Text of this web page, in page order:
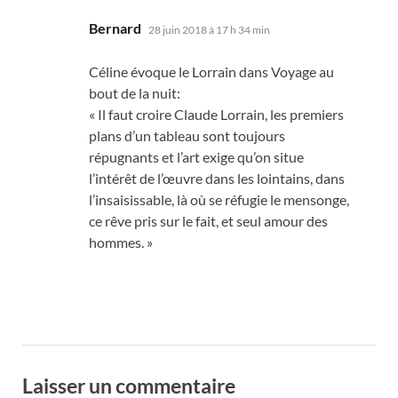
Bernard dit :
28 juin 2018 à 17 h 34 min
Céline évoque le Lorrain dans Voyage au
bout de la nuit:
« Il faut croire Claude Lorrain, les premiers
plans d’un tableau sont toujours
répugnants et l’art exige qu’on situe
l’intérêt de l’œuvre dans les lointains, dans
l’insaisissable, là où se réfugie le mensonge,
ce rêve pris sur le fait, et seul amour des
hommes. »
Laisser un commentaire